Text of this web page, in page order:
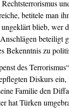
betitele man
blieb,
Bekenntnis zu
des
Diskurs
Familie den
hat Türken